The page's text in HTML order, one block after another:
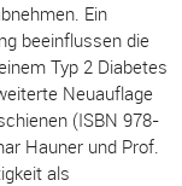
Ein
beeinflussen die
Typ 2 Diabetes
Neuauflage
(ISBN 978-
Hauner und Prof.
als